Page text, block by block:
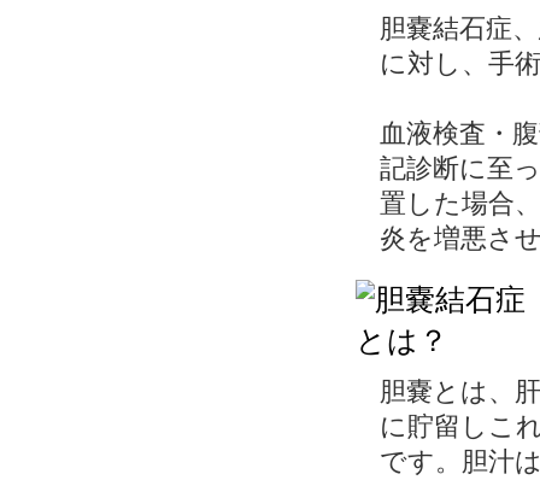
胆嚢結石症
に対し、手
血液検査・
記診断に至
置した場合
炎を増悪さ
胆嚢とは、
に貯留しこ
です。胆汁